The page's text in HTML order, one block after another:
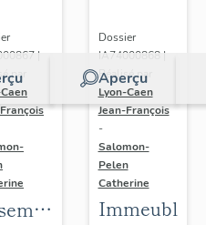
|
par
Aperçu
Dossier
IA74000868 |
Réalisé par
Lyon-Caen
Jean-François
-
Salomon-
Pelen
Catherine
Immeubles